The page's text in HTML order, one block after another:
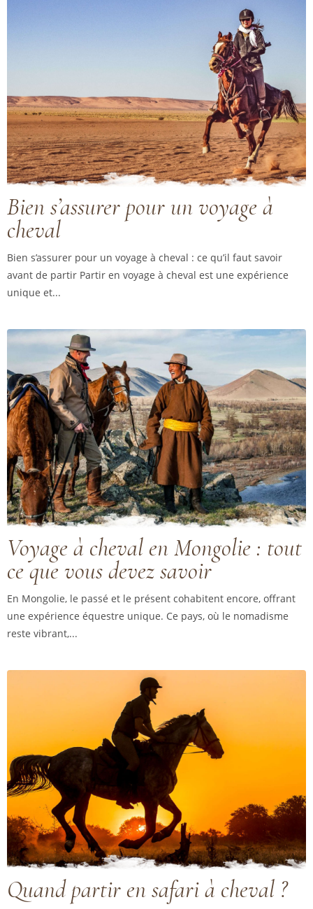
Bien s’assurer pour un voyage à
cheval
Bien s’assurer pour un voyage à cheval : ce qu’il faut savoir
avant de partir Partir en voyage à cheval est une expérience
unique et...
Voyage à cheval en Mongolie : tout
ce que vous devez savoir
En Mongolie, le passé et le présent cohabitent encore, offrant
une expérience équestre unique. Ce pays, où le nomadisme
reste vibrant,...
Quand partir en safari à cheval ?